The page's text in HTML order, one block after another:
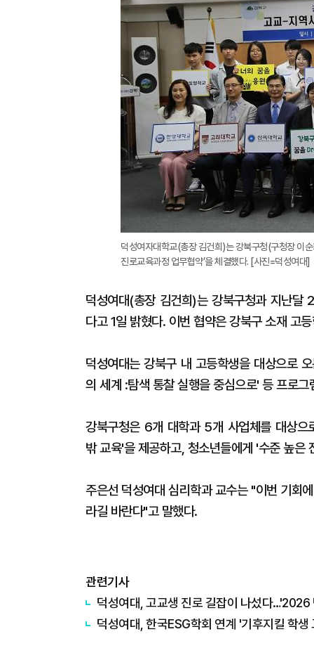
덕성여자대학교(총장 김건희)는 강북구청(구청장 이
진로교육과정 업무협약’을 체결했다. [사진=덕성여대]
덕성여대(총장 김건희)는 강북구청과 지난달
다고 1일 밝혔다. 이번 협약은 강북구 소재 고
덕성여대는 강북구 내 고등학생을 대상으로
의 세계 :탐색 통찰 실행을 중심으로' 등 프로
강북구청은 6개 대학과 5개 사업체를 대상으
밖 교육'을 제공하고, 청소년들에게 '수준 높
주은선 덕성여대 심리학과 교수는 "이번 기회
라길 바란다"고 말했다.
관련기사
덕성여대, 고교생 진로 길잡이 나섰다…'2026
덕성여대, 한국ESG학회 연계 '기후지킬 학생